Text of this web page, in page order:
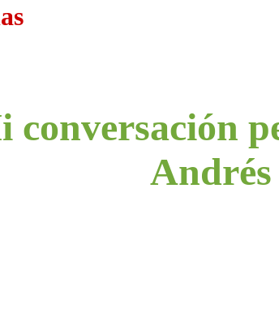
conversación